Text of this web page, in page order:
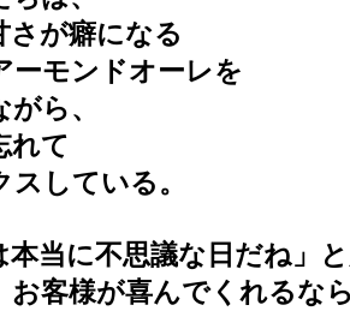
さが癖になる
ーモンドオーレを
ら、
れて
スしている。
本当に不思議な日だね」
お客様が喜んでくれるな